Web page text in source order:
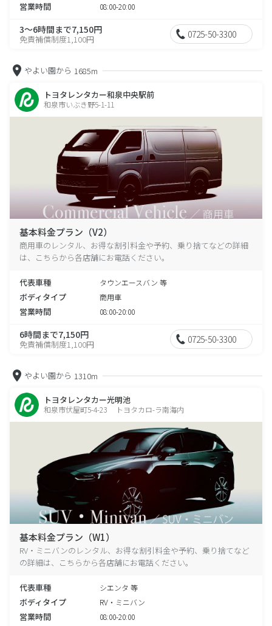
営業時間 08:00-20:00
3～6時間まで7,150円
免責補償制度1,100円 0725-50-3300
やよい園から 1685m
トヨタレンタカー和泉中央駅前
和泉市いぶき野5-1-11
基本料金プラン（V2）
商用車のレンタル、お得な割引料金や予約、乗り捨てなどの詳細
は、こちらから各店舗にお電話ください。
代表車種 タウンエースバン 等
ボディタイプ 商用車
営業時間 08:00-20:00
6時間まで7,150円
免責補償制度1,100円 0725-50-3300
やよい園から 1310m
トヨタレンタカー光明池
和泉市伏屋町5-4-23 トヨタカロ-ラ南海内
基本料金プラン（W1）
RV・ミニバンのレンタル、お得な割引料金や予約、乗り捨てなど
の詳細は、こちらから各店舗にお電話ください。
代表車種 シエンタ 等
ボディタイプ RV・ミニバン
営業時間 08:00-20:00